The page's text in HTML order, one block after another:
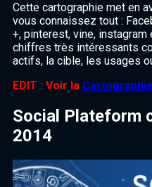
Cette cartographie met en
vous connaissez tout :
+, pinterest, vine,
chiffres très intéressants
actifs, la cible, les usages
EDIT : Voir la
Social Plateform
2014